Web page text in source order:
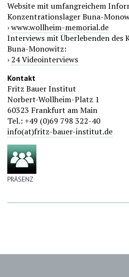
Website mit umfangreichem
Konzentrationslager Buna-
›www.wollheim-memorial.de
Interviews mit Überlebenden des
Buna-Monowitz:
› 24 Videointerviews
Kontakt
Fritz Bauer Institut
Norbert-Wollheim-Platz 1
60323 Frankfurt am Main
Tel.: +49 (0)69 798 322-40
info(at)fritz-bauer-institut.de
PRÄSENZ